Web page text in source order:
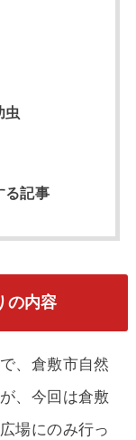
虫
る記事
の内容
、倉敷市自然
、今回は倉敷
場にのみ行っ